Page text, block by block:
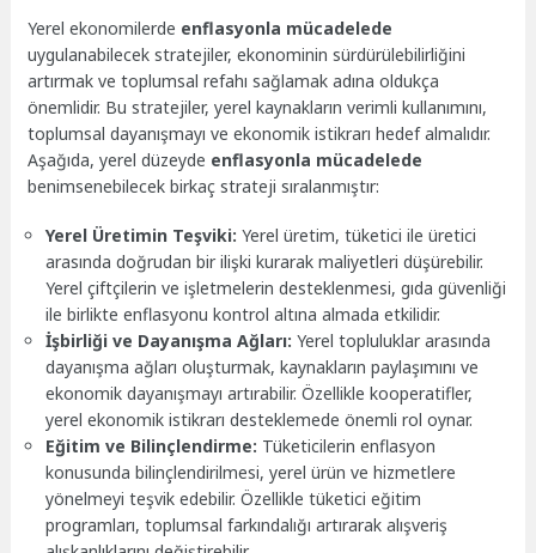
Yerel ekonomilerde enflasyonla mücadelede
uygulanabilecek stratejiler, ekonominin sürdürülebilirliğini
artırmak ve toplumsal refahı sağlamak adına oldukça
önemlidir. Bu stratejiler, yerel kaynakların verimli kullanımını,
toplumsal dayanışmayı ve ekonomik istikrarı hedef almalıdır.
Aşağıda, yerel düzeyde enflasyonla mücadelede
benimsenebilecek birkaç strateji sıralanmıştır:
Yerel Üretimin Teşviki: Yerel üretim, tüketici ile üretici
arasında doğrudan bir ilişki kurarak maliyetleri düşürebilir.
Yerel çiftçilerin ve işletmelerin desteklenmesi, gıda güvenliği
ile birlikte enflasyonu kontrol altına almada etkilidir.
İşbirliği ve Dayanışma Ağları: Yerel topluluklar arasında
dayanışma ağları oluşturmak, kaynakların paylaşımını ve
ekonomik dayanışmayı artırabilir. Özellikle kooperatifler,
yerel ekonomik istikrarı desteklemede önemli rol oynar.
Eğitim ve Bilinçlendirme: Tüketicilerin enflasyon
konusunda bilinçlendirilmesi, yerel ürün ve hizmetlere
yönelmeyi teşvik edebilir. Özellikle tüketici eğitim
programları, toplumsal farkındalığı artırarak alışveriş